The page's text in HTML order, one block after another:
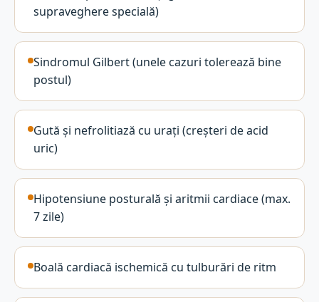
supraveghere specială)
Sindromul Gilbert (unele cazuri tolerează bine
postul)
Gută și nefrolitiază cu urați (creșteri de acid
uric)
Hipotensiune posturală și aritmii cardiace (max.
7 zile)
Boală cardiacă ischemică cu tulburări de ritm